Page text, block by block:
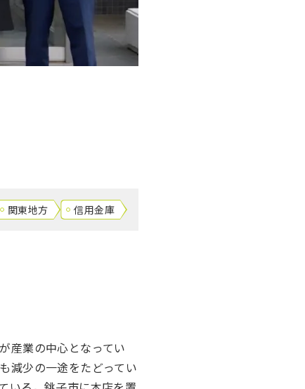
関東地方 信用金庫
産業の中心となってい
減少の一途をたどってい